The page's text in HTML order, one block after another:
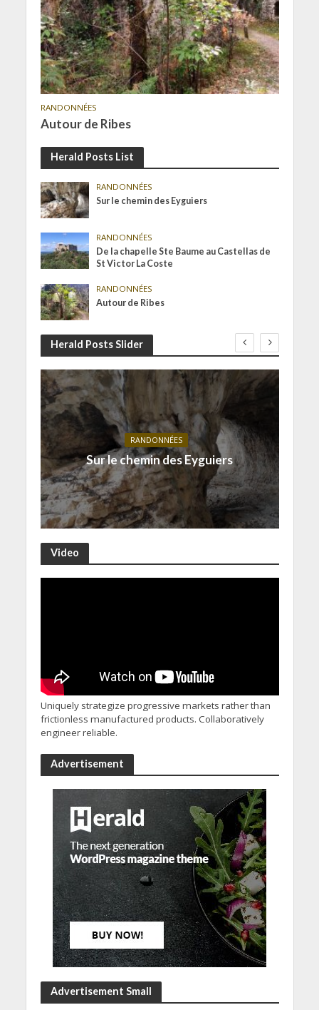
RANDONNÉES
Autour de Ribes
Herald Posts List
RANDONNÉES
Sur le chemin des Eyguiers
RANDONNÉES
De la chapelle Ste Baume au Castellas de
St Victor La Coste
RANDONNÉES
Autour de Ribes
Herald Posts Slider
RANDONNÉES
Sur le chemin des Eyguiers
Video
Uniquely strategize progressive markets rather than
frictionless manufactured products. Collaboratively
engineer reliable.
Advertisement
Advertisement Small